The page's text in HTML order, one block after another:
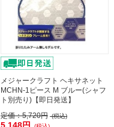
メジャークラフト ヘキサネット
MCHN-1ピース M ブルー(シャフ
ト別売り)【即日発送】
定価：5,720円 (税込)